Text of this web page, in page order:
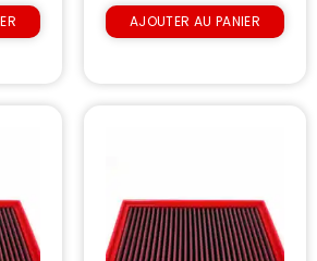
AJOUTER AU PANIER